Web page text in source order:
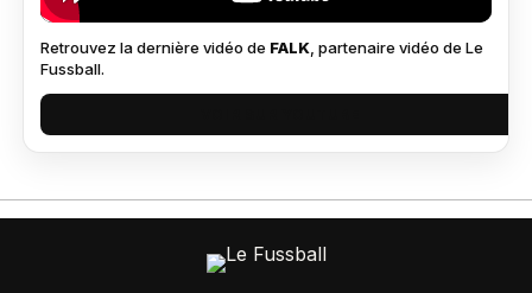
Retrouvez la dernière vidéo de FALK, partenaire vidéo de Le
Fussball.